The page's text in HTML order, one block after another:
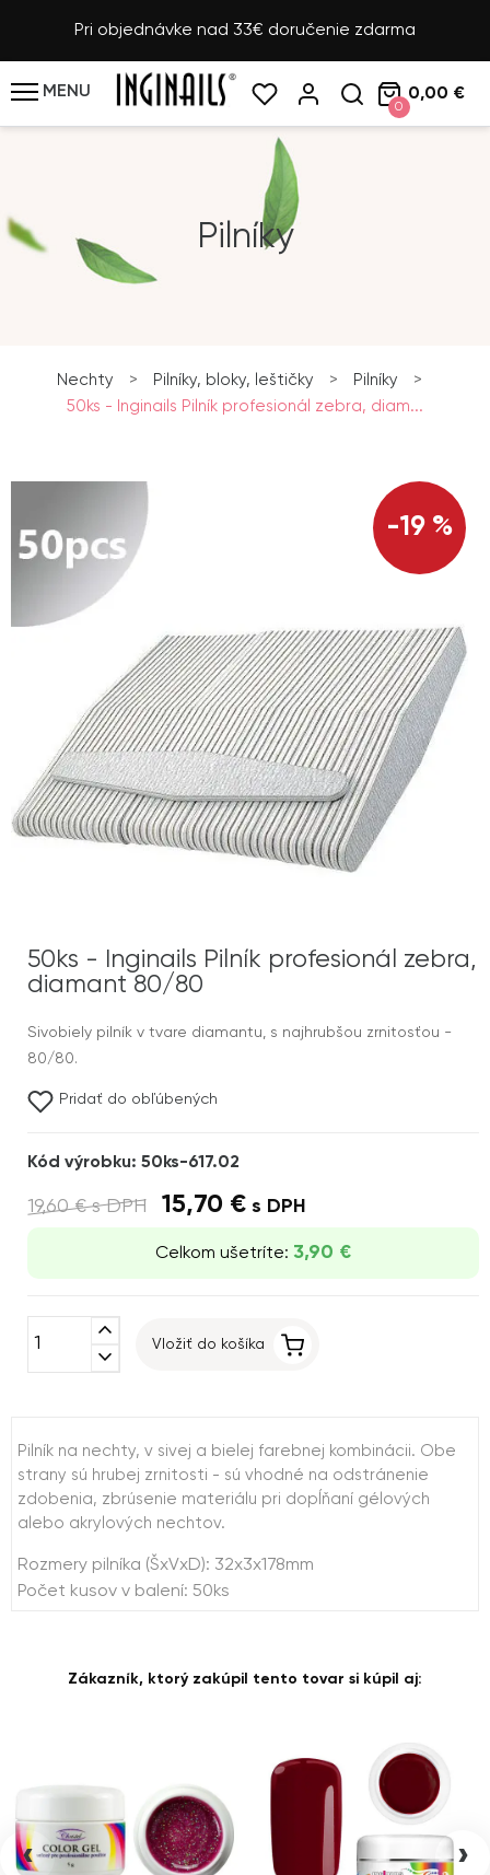
Pri objednávke nad 33€ doručenie zdarma
MENU
0
0,00 €
Pilníky
Nechty > Pilníky, bloky, leštičky > Pilníky
>
50ks - Inginails Pilník profesionál zebra, diam...
-19 %
50ks - Inginails Pilník profesionál zebra,
diamant 80/80
Sivobiely pilník v tvare diamantu, s najhrubšou zrnitosťou -
80/80.
Pridať do obľúbených
Kód výrobku: 50ks-617.02
19,60 €s DPH 15,70 € s DPH
Celkom ušetríte: 3,90 €
expand_less
expand_more
Vložiť do košíka
Pilník na nechty, v sivej a bielej farebnej kombinácii. Obe
strany sú hrubej zrnitosti - sú vhodné na odstránenie
zdobenia, zbrúsenie materiálu pri dopĺňaní gélových
alebo akrylových nechtov.
Rozmery pilníka (ŠxVxD): 32x3x178mm
Počet kusov v balení: 50ks
Zákazník, ktorý zakúpil tento tovar si kúpil aj:
‹ ›